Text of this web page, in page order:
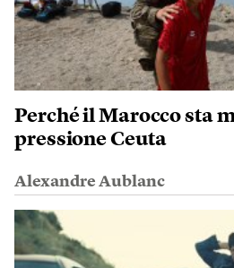
Perché il Marocco sta
pressione Ceuta
Alexandre Aublanc